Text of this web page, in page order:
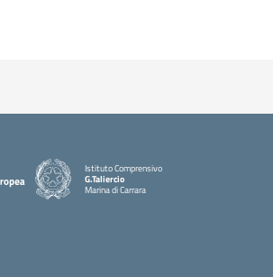
Istituto Comprensivo
G.Taliercio
Marina di Carrara